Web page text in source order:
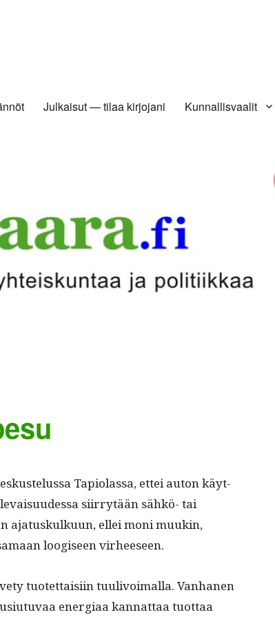
Julkaisut — tilaa kirjojani Kunnallisvaalit
Tapi­o­las­sa, ettei auton käyt­
siir­ry­tään sähkö- tai
aja­tuskulku­un, ellei moni muukin,
loogiseen virheeseen.
tuotet­taisi­in tuulivoimal­la. Van­hanen
ener­giaa kan­nat­taa tuot­taa